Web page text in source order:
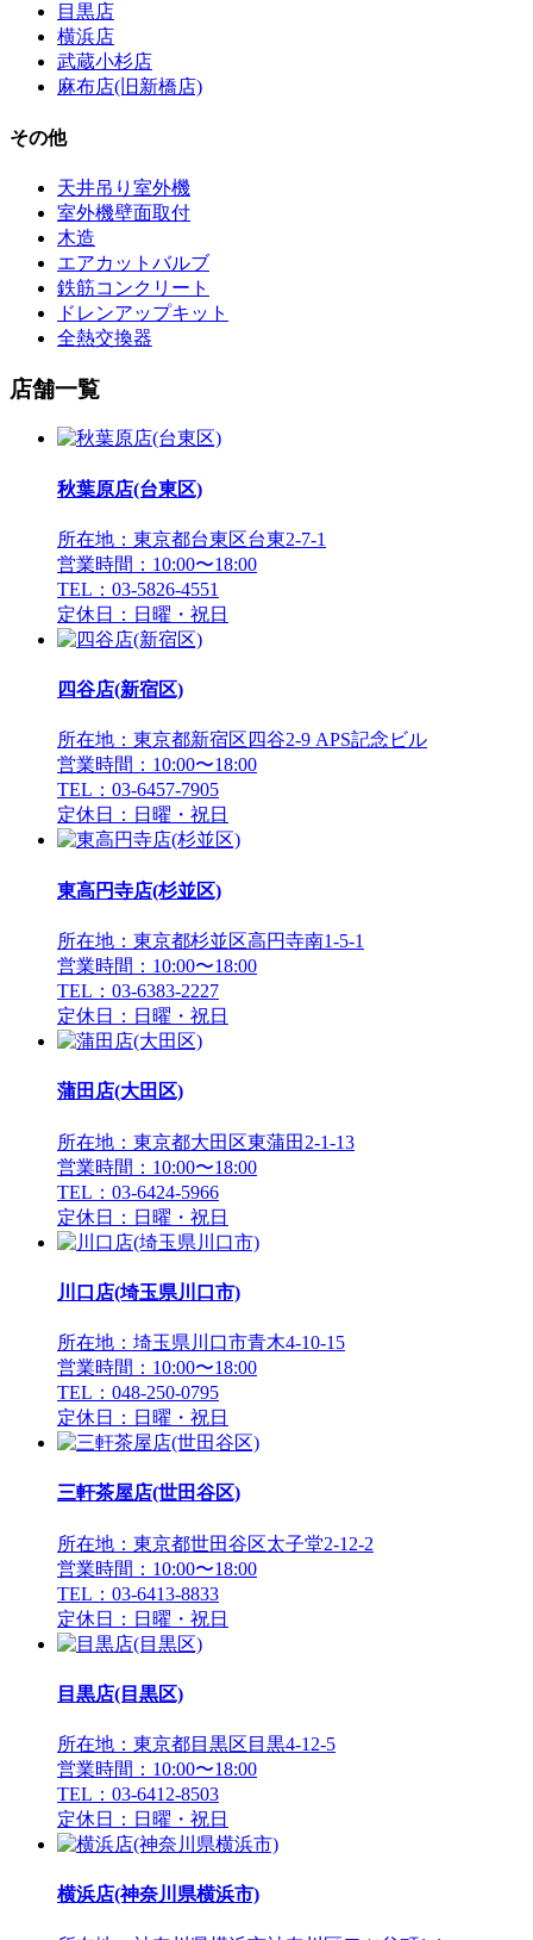
目黒店
横浜店
武蔵小杉店
麻布店(旧新橋店)
その他
天井吊り室外機
室外機壁面取付
木造
エアカットバルブ
鉄筋コンクリート
ドレンアップキット
全熱交換器
店舗一覧
秋葉原店(台東区)
所在地：東京都台東区台東2-7-1
営業時間：10:00〜18:00
TEL：03-5826-4551
定休日：日曜・祝日
四谷店(新宿区)
所在地：東京都新宿区四谷2-9 APS記念ビル
営業時間：10:00〜18:00
TEL：03-6457-7905
定休日：日曜・祝日
東高円寺店(杉並区)
所在地：東京都杉並区高円寺南1-5-1
営業時間：10:00〜18:00
TEL：03-6383-2227
定休日：日曜・祝日
蒲田店(大田区)
所在地：東京都大田区東蒲田2-1-13
営業時間：10:00〜18:00
TEL：03-6424-5966
定休日：日曜・祝日
川口店(埼玉県川口市)
所在地：埼玉県川口市青木4-10-15
営業時間：10:00〜18:00
TEL：048-250-0795
定休日：日曜・祝日
三軒茶屋店(世田谷区)
所在地：東京都世田谷区太子堂2-12-2
営業時間：10:00〜18:00
TEL：03-6413-8833
定休日：日曜・祝日
目黒店(目黒区)
所在地：東京都目黒区目黒4-12-5
営業時間：10:00〜18:00
TEL：03-6412-8503
定休日：日曜・祝日
横浜店(神奈川県横浜市)